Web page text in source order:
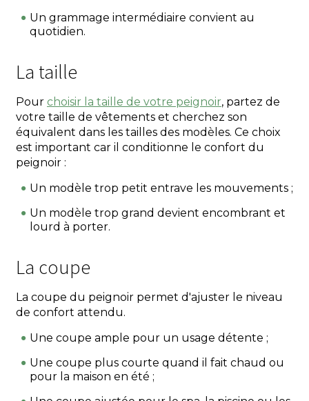
Un grammage intermédiaire convient au
quotidien.
La taille
Pour choisir la taille de votre peignoir, partez de
votre taille de vêtements et cherchez son
équivalent dans les tailles des modèles. Ce choix
est important car il conditionne le confort du
peignoir :
Un modèle trop petit entrave les mouvements ;
Un modèle trop grand devient encombrant et
lourd à porter.
La coupe
La coupe du peignoir permet d'ajuster le niveau
de confort attendu.
Une coupe ample pour un usage détente ;
Une coupe plus courte quand il fait chaud ou
pour la maison en été ;